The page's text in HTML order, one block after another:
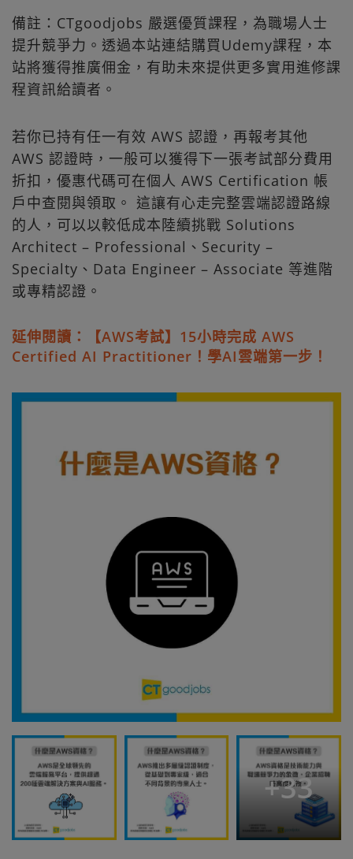
備註：CTgoodjobs 嚴選優質課程，為職場人士
提升競爭力。透過本站連結購買Udemy課程，本
站將獲得推廣佣金，有助未來提供更多實用進修課
程資訊給讀者。
若你已持有任一有效 AWS 認證，再報考其他
AWS 認證時，一般可以獲得下一張考試部分費用
折扣，優惠代碼可在個人 AWS Certification 帳
戶中查閱與領取。 這讓有心走完整雲端認證路線
的人，可以以較低成本陸續挑戰 Solutions
Architect – Professional、Security –
Specialty、Data Engineer – Associate 等進階
或專精認證。
延伸閱讀：【AWS考試】15小時完成 AWS
Certified AI Practitioner！學AI雲端第一步！
+33